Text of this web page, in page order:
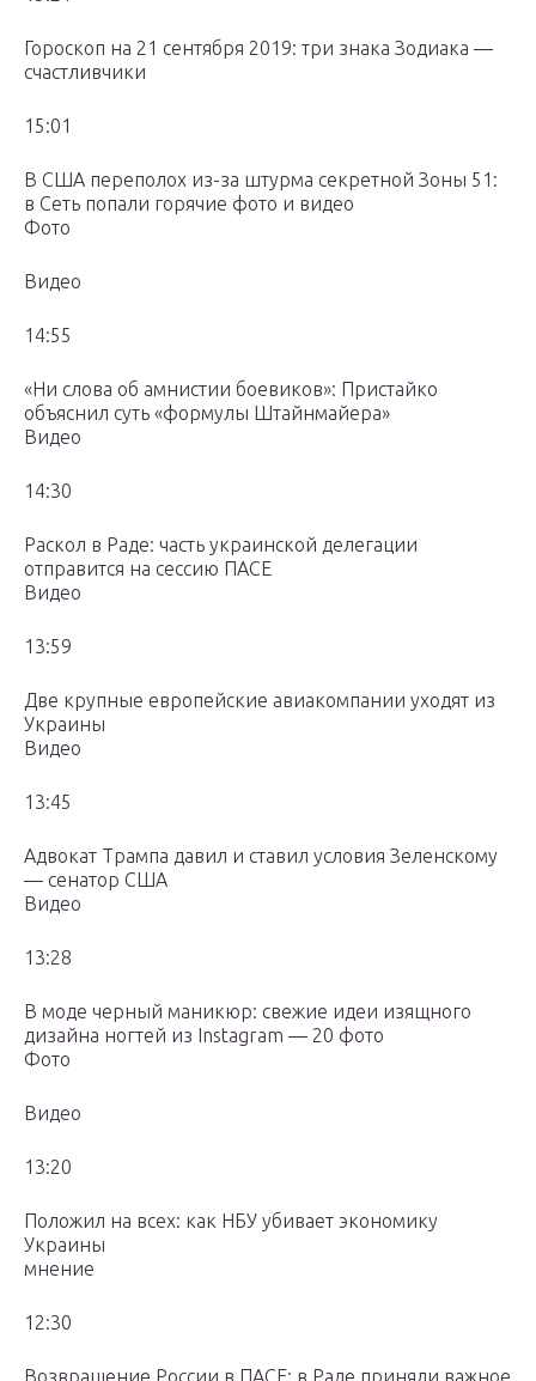
Гороскоп на 21 сентября 2019: три знака Зодиака —
счастливчики
15:01
В США переполох из-за штурма секретной Зоны 51:
в Сеть попали горячие фото и видео
Фото
Видео
14:55
«Ни слова об амнистии боевиков»: Пристайко
объяснил суть «формулы Штайнмайера»
Видео
14:30
Раскол в Раде: часть украинской делегации
отправится на сессию ПАСЕ
Видео
13:59
Две крупные европейские авиакомпании уходят из
Украины
Видео
13:45
Адвокат Трампа давил и ставил условия Зеленскому
— сенатор США
Видео
13:28
В моде черный маникюр: свежие идеи изящного
дизайна ногтей из Instagram — 20 фото
Фото
Видео
13:20
Положил на всех: как НБУ убивает экономику
Украины
мнение
12:30
Возвращение России в ПАСЕ: в Раде приняли важное